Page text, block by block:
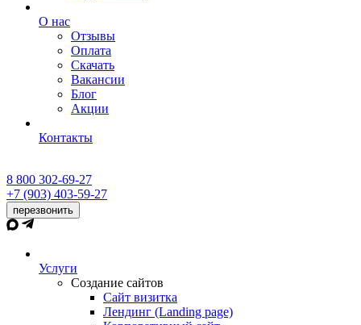
О нас
Отзывы
Оплата
Скачать
Вакансии
Блог
Акции
Контакты
8 800 302-69-27
+7 (903) 403-59-27
перезвонить
Услуги
Создание сайтов
Сайт визитка
Лендинг (Landing page)